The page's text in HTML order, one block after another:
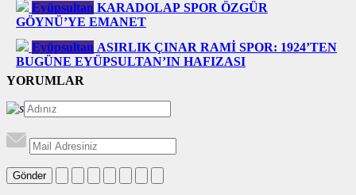
Eyüpsultan KARADOLAP SPOR ÖZGÜR
GÖYNÜ’YE EMANET
Eyüpsultan ASIRLIK ÇINAR RAMİ SPOR: 1924’TEN
BUGÜNE EYÜPSULTAN’IN HAFIZASI
YORUMLAR
Gönder